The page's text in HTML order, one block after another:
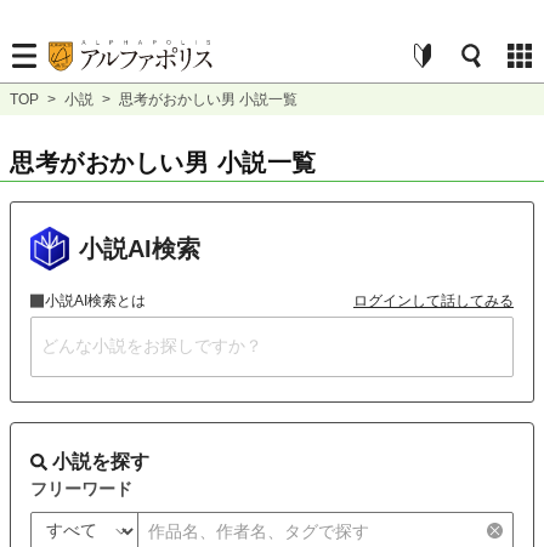
TOP > 小説 > 思考がおかしい男 小説一覧
思考がおかしい男 小説一覧
小説AI検索
小説AI検索とは ログインして話してみる
小説を探す
フリーワード